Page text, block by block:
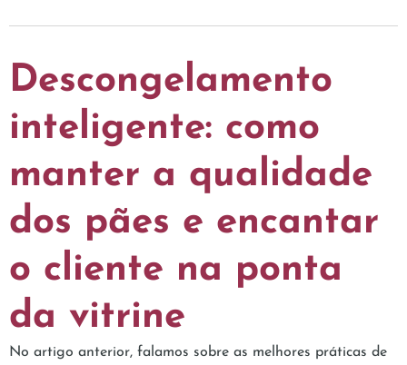
Descongelamento
inteligente: como
manter a qualidade
dos pães e encantar
o cliente na ponta
da vitrine
No artigo anterior, falamos sobre as melhores práticas de